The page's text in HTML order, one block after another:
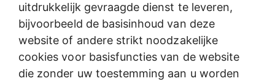
uitdrukkelijk gevraagde dienst te leveren,
bijvoorbeeld de basisinhoud van deze
website of andere strikt noodzakelijke
cookies voor basisfuncties van de website
die zonder uw toestemming aan u worden